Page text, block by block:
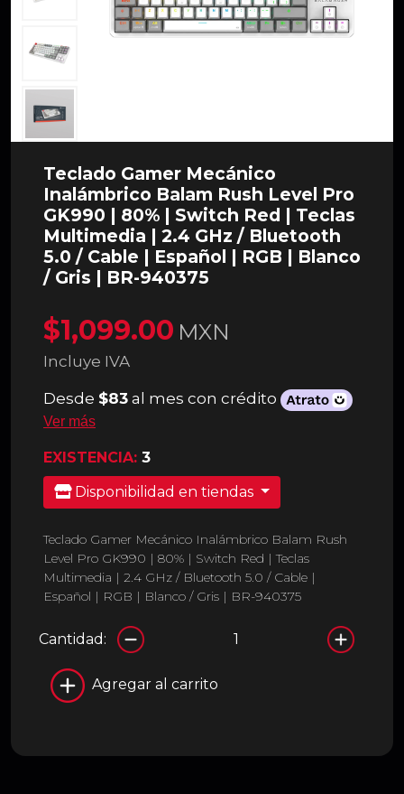
Teclado Gamer Mecánico
Inalámbrico Balam Rush Level Pro
GK990 | 80% | Switch Red | Teclas
Multimedia | 2.4 GHz / Bluetooth
5.0 / Cable | Español | RGB | Blanco
/ Gris | BR-940375
$1,099.00 MXN
Incluye IVA
Desde $83 al mes con crédito
Ver más
EXISTENCIA: 3
Disponibilidad en tiendas
Teclado Gamer Mecánico Inalámbrico Balam Rush
Level Pro GK990 | 80% | Switch Red | Teclas
Multimedia | 2.4 GHz / Bluetooth 5.0 / Cable |
Español | RGB | Blanco / Gris | BR-940375
Cantidad:
Agregar al carrito